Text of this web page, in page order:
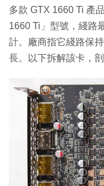
多款 GTX 1660 Ti 產
1660 Ti」型號，綫路
計。廠商指它綫路保
長。以下拆解該卡，